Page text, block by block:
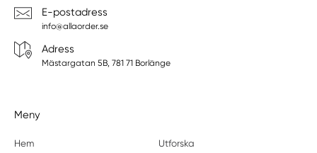
E-postadress
info@allaorder.se
Adress
Mästargatan 5B, 781 71 Borlänge
Meny
Hem Utforska